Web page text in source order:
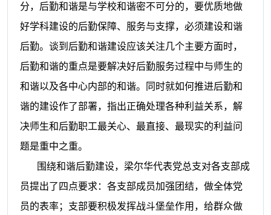
分，后勤和谐是与学校和谐密不可分的，要优质地做
好学科建设的后勤保障、服务与支撑，必须建设和谐
后勤。谈到后勤和谐建设应该关注几个主要方面时，
后勤和谐的重点是要解决好后勤服务过程中与师生的
和谐以及各中心内部的和谐。同时就如何推进后勤和
谐的建设作了部署，指出正确处理各种利益关系，解
决师生和后勤职工最关心、最直接、最现实的利益问
题是重中之重。
围绕和谐后勤建设，梁尔华代表党总支对各支部成
员提出了四点要求：各支部成员加强团结，做全体党
员的表率；支部要积极发挥战斗堡垒作用，给群众做